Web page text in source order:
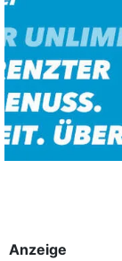
Anzeige